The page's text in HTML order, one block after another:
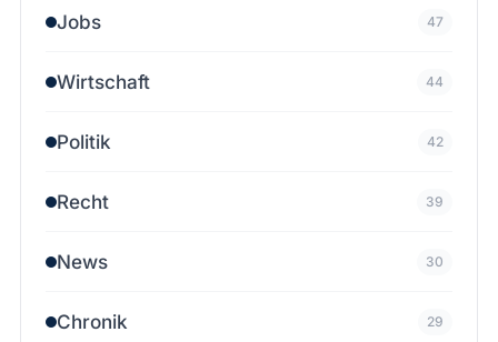
Jobs 47
Wirtschaft 44
Politik 42
Recht 39
News 30
Chronik 29